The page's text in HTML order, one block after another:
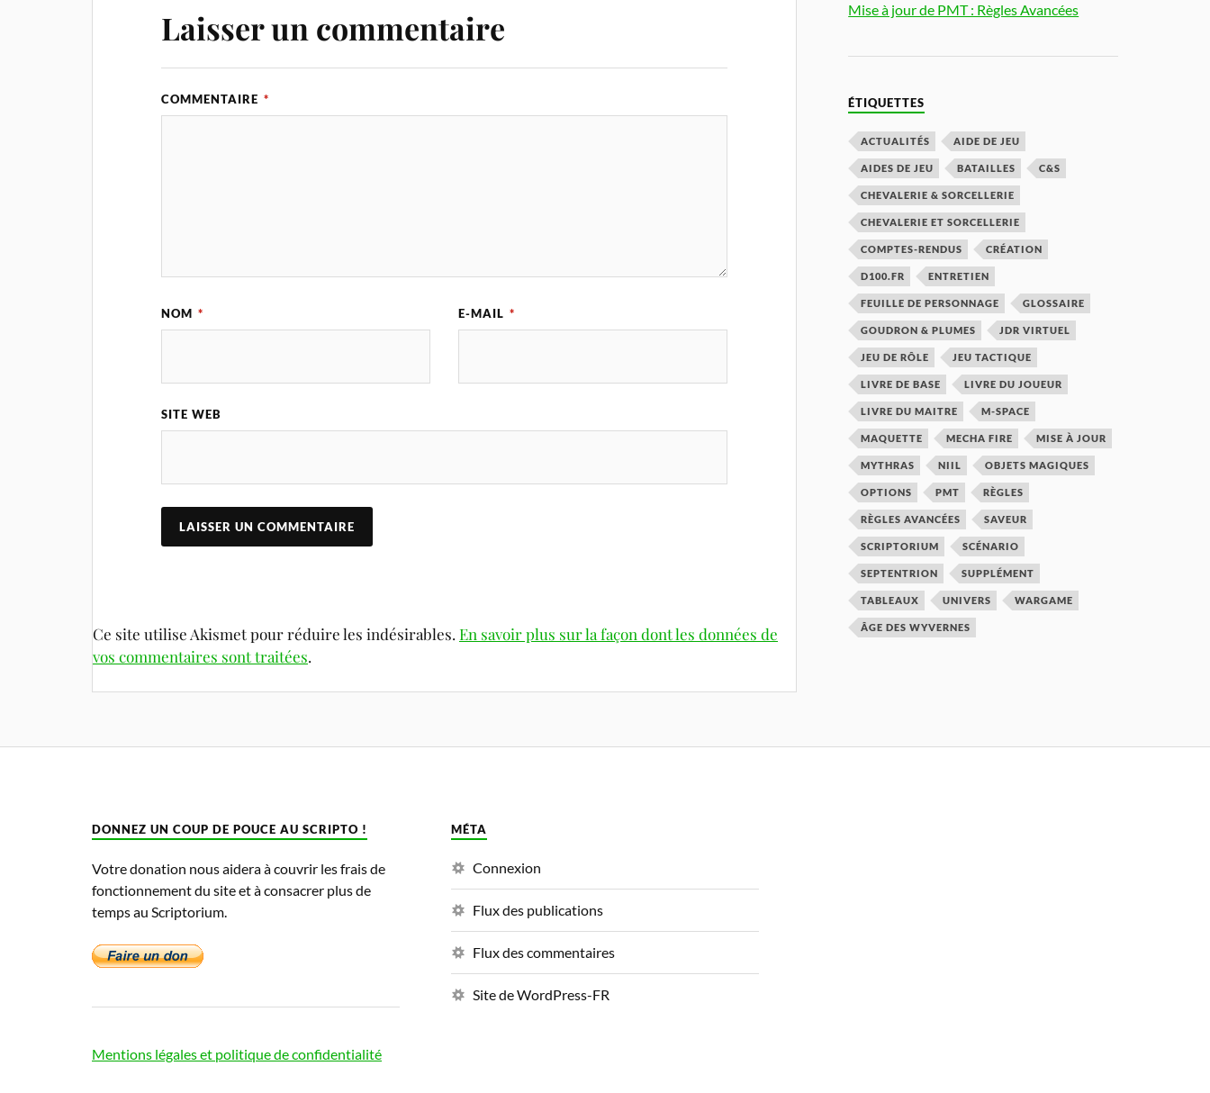
Laisser un commentaire
COMMENTAIRE *
NOM * E-MAIL *
SITE WEB
Ce site utilise Akismet pour réduire les indésirables. En savoir plus sur la façon dont les données de
vos commentaires sont traitées.
Mise à jour de PMT : Règles Avancées
ÉTIQUETTES
ACTUALITÉS AIDE DE JEU
AIDES DE JEU BATAILLES C&S
CHEVALERIE & SORCELLERIE
CHEVALERIE ET SORCELLERIE
COMPTES-RENDUS CRÉATION
D100.FR ENTRETIEN
FEUILLE DE PERSONNAGE GLOSSAIRE
GOUDRON & PLUMES JDR VIRTUEL
JEU DE RÔLE JEU TACTIQUE
LIVRE DE BASE LIVRE DU JOUEUR
LIVRE DU MAITRE M-SPACE
MAQUETTE MECHA FIRE MISE À JOUR
MYTHRAS NIIL OBJETS MAGIQUES
OPTIONS PMT RÈGLES
RÈGLES AVANCÉES SAVEUR
SCRIPTORIUM SCÉNARIO
SEPTENTRION SUPPLÉMENT
TABLEAUX UNIVERS WARGAME
ÂGE DES WYVERNES
DONNEZ UN COUP DE POUCE AU SCRIPTO !
Votre donation nous aidera à couvrir les frais de
fonctionnement du site et à consacrer plus de
temps au Scriptorium.
Mentions légales et politique de confidentialité
MÉTA
Connexion
Flux des publications
Flux des commentaires
Site de WordPress-FR